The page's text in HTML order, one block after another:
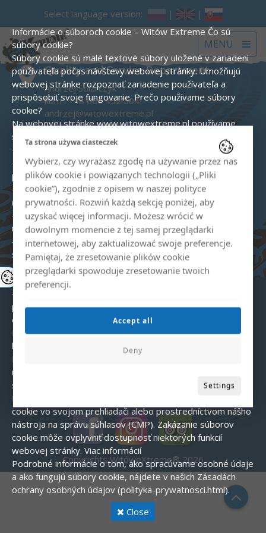
Select language version: | |
MENU Toggle
Quality and Service Department
Andrzej Solarczyk
kom :+48 660 452 504
andrzej@witowextreme.pl
biuro@witowextreme.pl
Quad and snowmobile rental shop
kom :+48 575 000 758
biuro@witowextreme.pl
The Tatra Mountains' guide
Sylwia Solarczyk
kom :+48 606 529 782
sylwia@witowextreme.pl
Copyrights WitóweXtreme® 2026
Informácie o súboroch cookie – Witów Extreme Čo sú
súbory cookie?
Súbory cookie sú malé textové súbory uložené v zariadení
používateľa počas návštevy webovej stránky. Umožňujú
webovej stránke rozpoznať zariadenie používateľa a
prispôsobiť svoje fungovanie. Prečo používame súbory
cookie?
Na webovej stránke www.witowextreme.pl používame
súbory cookie na tieto účely:
- na zabezpečenie správneho fungovania webovej stránky,
- na generovanie štatistík návštevnosti a analýzu správania
používateľov (Google Analytics),
- na realizáciu reklamných kampaní vrátane remarketingu
(Google Ads),
- na zapamätanie si preferencií používateľa (napr. jazyk,
nastavenia súhlasu). Typy používaných súborov cookie:
- Nevyhnutné – umožňujú základné funkcie webovej
stránky.
- Analytické – pomáhajú nám pochopiť, ako používatelia
interagujú s webovou stránkou.
- Marketingové – používajú sa na zobrazovanie
personalizovaných reklám. Súhlas s používaním súborov
cookie
Pri prvej návšteve našej webovej stránky sa zobrazí
banner so žiadosťou o súhlas s používaním súborov cookie.
Môžete prijať všetky súbory cookie, odmietnuť ich (okrem
nevyhnutných) alebo si prispôsobiť svoje preferencie.
spravovať súbory cookie?
Používatelia môžu kedykoľvek zmeniť nastavenia súborov
cookie vo svojom prehliadači alebo prostredníctvom nášho
nástroja na správu súhlasov (CMP). Zakázanie súborov
cookie môže ovplyvniť dostupnosť niektorých funkcií
webovej stránky. Viac informácií
Podrobné informácie o tom, ako spracúvame osobné údaje
a ako fungujú súbory cookie, nájdete v našich Zásadách
ochrany osobných údajov (polityka-prywatnosci.html).
Close
Ta strona używa ciasteczek
Wybierz, czy wyrażasz zgodę na używanie przez nas
plików cookie i powiązanych technologii („Pliki
cookie”), zgodnie z opisem w naszej polityce
prywatności. Rozwiń każdą sekcję poniżej, aby
uzyskać więcej informacji. Możesz wrócić w
dowolnym momencie z tej samej przeglądarki
internetowej, aby zaktualizować swoje preferencje.
Pamiętaj, że zresetowanie plików cookie
przeglądarki spowoduje zresetowanie twoich
preferencji.
Settings
Deny
Accept all